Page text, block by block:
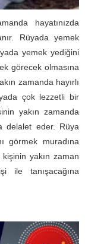
hayatınızda
Rüyada yemek
yemek yediğini
görecek olmasına
zamanda hayırlı
çok lezzetli bir
yakın zamanda
delalet eder. Rüya
görmek muradına
yakın zaman
ile tanışacağına